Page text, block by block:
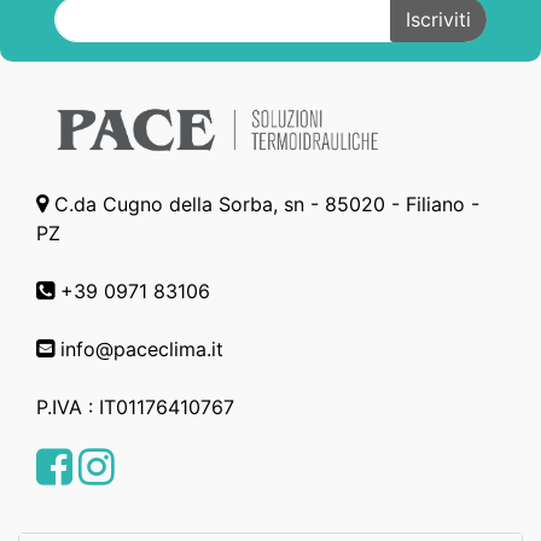
C.da Cugno della Sorba, sn - 85020 - Filiano -
PZ
+39 0971 83106
info@paceclima.it
P.IVA : IT01176410767
Facebook
Instagram